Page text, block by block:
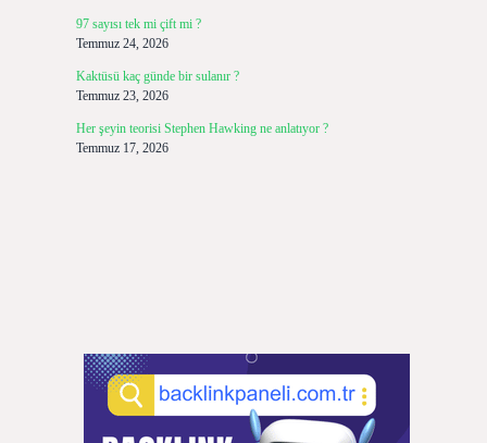
97 sayısı tek mi çift mi ?
Temmuz 24, 2026
Kaktüsü kaç günde bir sulanır ?
Temmuz 23, 2026
Her şeyin teorisi Stephen Hawking ne anlatıyor ?
Temmuz 17, 2026